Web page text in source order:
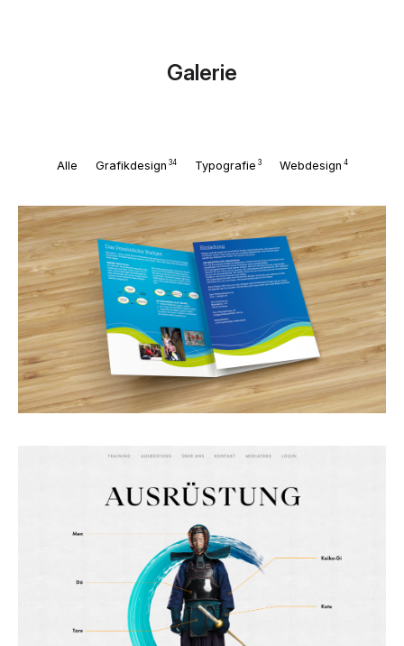
Galerie
Alle Grafikdesign 34 Typografie 3 Webdesign 4